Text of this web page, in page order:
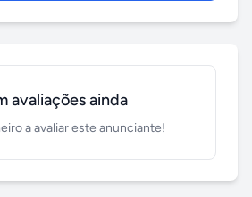
avaliações ainda
a avaliar este anunciante!